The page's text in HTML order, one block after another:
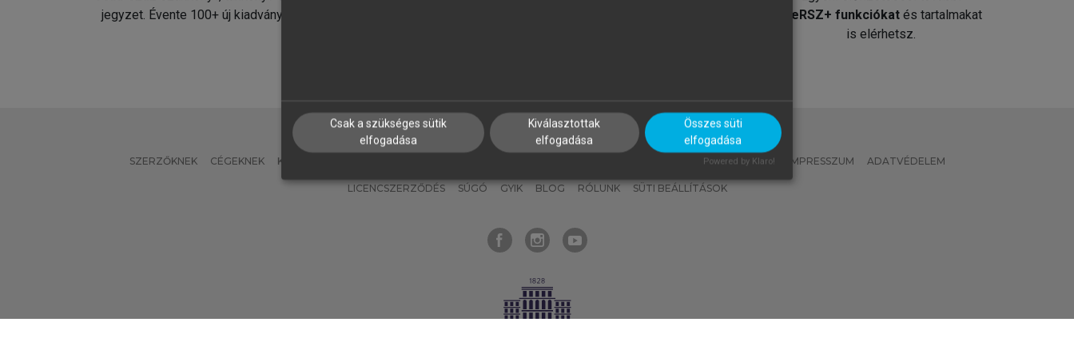
jegyzet. Évente 100+ új kiadvány.
MeRSZ+ funkciókat és tartalmakat
is elérhetsz.
SZERZŐKNEK CÉGEKNEK KÖNYVTÁROSOKNAK MI – ÁLTALÁNOS IRÁNYELVEK IMPRESSZUM ADATVÉDELEM
LICENCSZERZŐDÉS SÚGÓ GYIK BLOG RÓLUNK SÜTI BEÁLLÍTÁSOK
Csak a szükséges sütik
elfogadása
Kiválasztottak
elfogadása
Összes süti
elfogadása
Powered by Klaro!